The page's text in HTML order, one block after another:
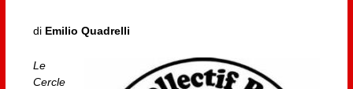
di Emilio Quadrelli
Le
Cercle